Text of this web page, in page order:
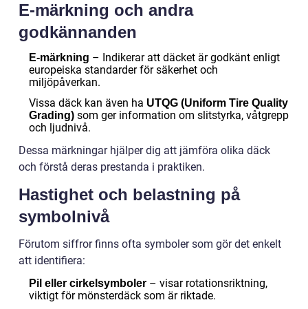
E-märkning och andra
godkännanden
E-märkning – Indikerar att däcket är godkänt enligt
europeiska standarder för säkerhet och
miljöpåverkan.
Vissa däck kan även ha UTQG (Uniform Tire Quality
Grading) som ger information om slitstyrka, våtgrepp
och ljudnivå.
Dessa märkningar hjälper dig att jämföra olika däck
och förstå deras prestanda i praktiken.
Hastighet och belastning på
symbolnivå
Förutom siffror finns ofta symboler som gör det enkelt
att identifiera:
Pil eller cirkelsymboler – visar rotationsriktning,
viktigt för mönsterdäck som är riktade.